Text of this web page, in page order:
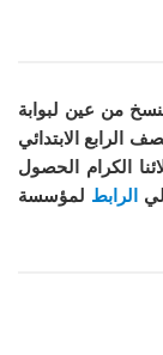
من عين لبوابة
الرابع الابتدائي
الكرام الحصول
الرابط لمؤسسة